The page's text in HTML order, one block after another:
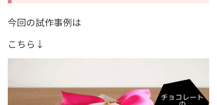
今回の試作事例は
こちら↓